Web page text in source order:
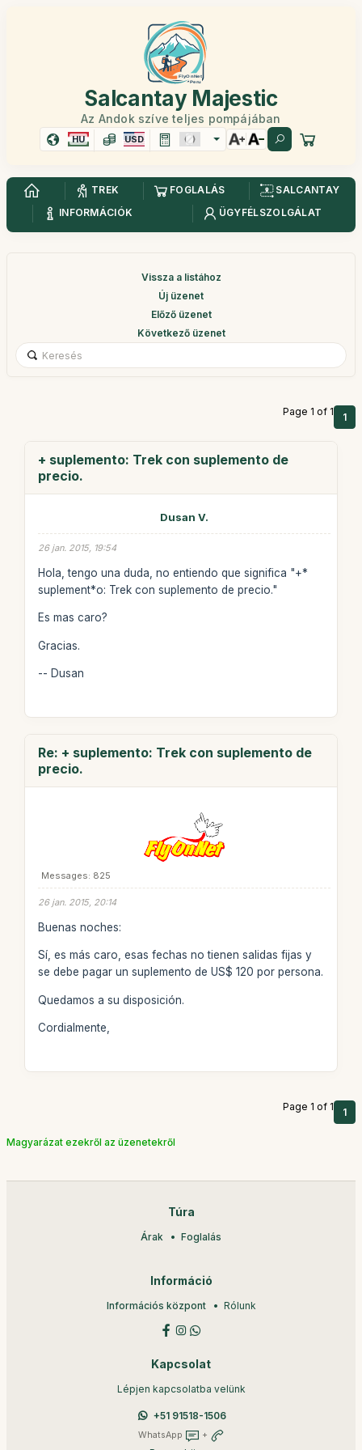
Salcantay Majestic
Az Andok szíve teljes pompájában
HU USD
TREK FOGLALÁS
SALCANTAY
INFORMÁCIÓK
ÜGYFÉLSZOLGÁLAT
Vissza a listához
Új üzenet
Előző üzenet
Következő üzenet
Page 1 of 1 1
+ suplemento: Trek con suplemento de
precio.
Dusan V.
26 jan. 2015, 19:54
Hola, tengo una duda, no entiendo que significa "+*
suplement*o: Trek con suplemento de precio."
Es mas caro?
Gracias.
-- Dusan
Re: + suplemento: Trek con suplemento de
precio.
Messages: 825
26 jan. 2015, 20:14
Buenas noches:
Sí, es más caro, esas fechas no tienen salidas fijas y
se debe pagar un suplemento de US$ 120 por persona.
Quedamos a su disposición.
Cordialmente,
Page 1 of 1 1
Magyarázat ezekről az üzenetekről
Túra
Árak Foglalás
Információ
Információs központ Rólunk
Kapcsolat
Lépjen kapcsolatba velünk
+51 91518-1506
WhatsApp +